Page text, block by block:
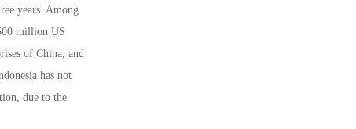
years. Among
million US
of China, and
has not
due to the